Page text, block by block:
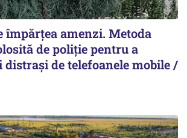
împărțea amenzi. Metoda
de poliție pentru a
de telefoanele mobile /